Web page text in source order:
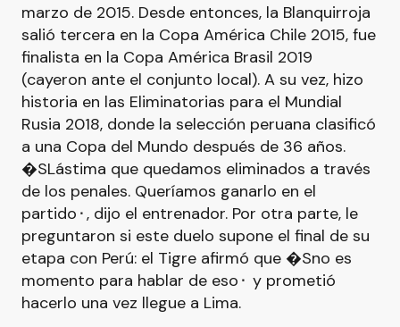
marzo de 2015. Desde entonces, la Blanquirroja
salió tercera en la Copa América Chile 2015, fue
finalista en la Copa América Brasil 2019
(cayeron ante el conjunto local). A su vez, hizo
historia en las Eliminatorias para el Mundial
Rusia 2018, donde la selección peruana clasificó
a una Copa del Mundo después de 36 años.
�SLástima que quedamos eliminados a través
de los penales. Queríamos ganarlo en el
partido⬝, dijo el entrenador. Por otra parte, le
preguntaron si este duelo supone el final de su
etapa con Perú: el Tigre afirmó que �Sno es
momento para hablar de eso⬝ y prometió
hacerlo una vez llegue a Lima.